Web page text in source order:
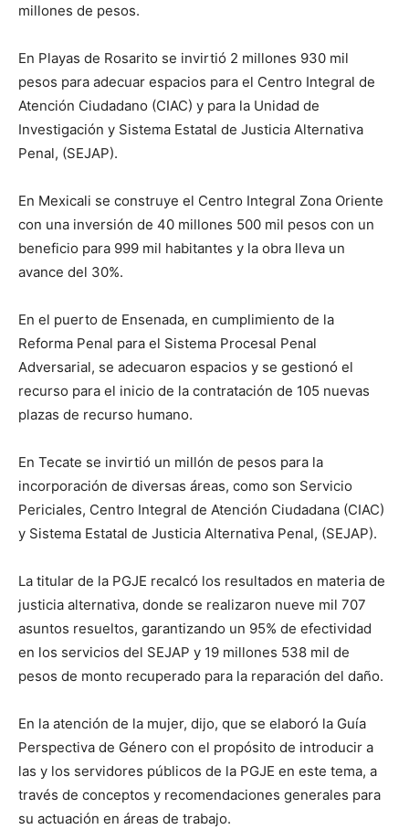
millones de pesos.
En Playas de Rosarito se invirtió 2 millones 930 mil
pesos para adecuar espacios para el Centro Integral de
Atención Ciudadano (CIAC) y para la Unidad de
Investigación y Sistema Estatal de Justicia Alternativa
Penal, (SEJAP).
En Mexicali se construye el Centro Integral Zona Oriente
con una inversión de 40 millones 500 mil pesos con un
beneficio para 999 mil habitantes y la obra lleva un
avance del 30%.
En el puerto de Ensenada, en cumplimiento de la
Reforma Penal para el Sistema Procesal Penal
Adversarial, se adecuaron espacios y se gestionó el
recurso para el inicio de la contratación de 105 nuevas
plazas de recurso humano.
En Tecate se invirtió un millón de pesos para la
incorporación de diversas áreas, como son Servicio
Periciales, Centro Integral de Atención Ciudadana (CIAC)
y Sistema Estatal de Justicia Alternativa Penal, (SEJAP).
La titular de la PGJE recalcó los resultados en materia de
justicia alternativa, donde se realizaron nueve mil 707
asuntos resueltos, garantizando un 95% de efectividad
en los servicios del SEJAP y 19 millones 538 mil de
pesos de monto recuperado para la reparación del daño.
En la atención de la mujer, dijo, que se elaboró la Guía
Perspectiva de Género con el propósito de introducir a
las y los servidores públicos de la PGJE en este tema, a
través de conceptos y recomendaciones generales para
su actuación en áreas de trabajo.